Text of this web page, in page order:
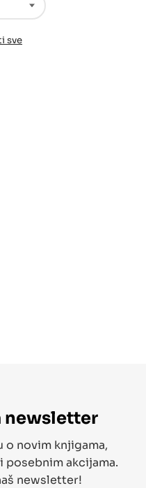
sve
newsletter
o novim knjigama,
posebnim akcijama.
newsletter!